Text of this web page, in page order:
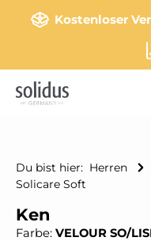
Zum Hauptinhalt
Kostenloser
Du bist hier: Herren
Solicare Soft
Ken
Farbe: VELOUR SO/